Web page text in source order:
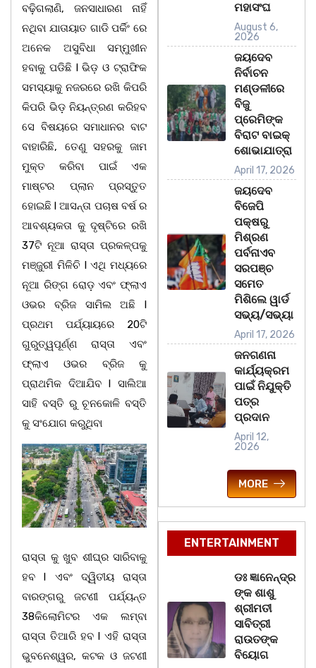
ବଢ଼ିଗଲାଣି, ଜନସାଧାରଣ ନାହିଁ
ନଥିବା ଯାତାୟାତ ଗାଡି ପର୍କିଂ ରେ
ଅନେକ ଅସୁବିଧା ସମ୍ମୁଖୀନ
ହବାକୁ ପଡିଛି l ଭିଡ଼ ଓ ଟ୍ରାଫିକ
ସମସ୍ୟାକୁ ନଜରରେ ରଖି କିପରି
କିପରି ଭିଡ଼ ନିୟନ୍ତ୍ରଣ କରିହବ
ସେ ବିଷୟରେ ସମାଧାନର ବାଟ
ବାହାରିଛି, ତେଣୁ ସହରକୁ ଜାମ
ମୁକ୍ତ କରିବା ପାଇଁ ଏକ
ମାଷ୍ଟର ପ୍ଲାନ ପ୍ରସ୍ତୁତ
ହୋଇଛି l ଆସନ୍ତା ପଚାଷ ବର୍ଷ ର
ଆବଶ୍ୟକତା କୁ ଦୃଷ୍ଟିରେ ରଖି
37ଟି ନୂଆ ରାସ୍ତା ପ୍ରକଳ୍ପକୁ
ମଞ୍ଜୁରୀ ମିଳିଚି l ଏଥି ମଧ୍ୟରେ
ନୂଆ ରିଙ୍ଗ ରୋଡ଼ ଏବଂ ଫ୍ଲାଏ
ଓଭର ବ୍ରିଜ ସାମିଲ ଅଛି l
ପ୍ରଥମ ପର୍ଯ୍ୟାୟରେ 20ଟି
ଗୁରୁତ୍ୱପୂର୍ଣ୍ଣ ରାସ୍ତା ଏବଂ
ଫ୍ଲାଏ ଓଭର ବ୍ରିଜ କୁ
ପ୍ରାଥମିକ ଦିଆଯିବ l ସାଲିଆ
ସାହି ବସ୍ତି ରୁ ଚୂନକୋଳି ବସ୍ତି
କୁ ସଂଯୋଗ କରୁଥିବା
ରାସ୍ତା କୁ ଖୁବ ଶୀଘ୍ର ସାରିବାକୁ
ହବ l ଏବଂ ଦ୍ୱିତୀୟ ରାସ୍ତା
ବାରଙ୍ଗରୁ ଜଟଣୀ ପର୍ଯ୍ୟନ୍ତ
38କିଲୋମିଟର ଏକ ଲମ୍ବା
ରାସ୍ତା ତିଆରି ହବ l ଏହି ରାସ୍ତା
ଭୁବନେଶ୍ୱର, କଟକ ଓ ଜଟଣୀ
ମହାସଂଘ
August 6,
2026
ଜୟଦେବ
ନିର୍ବାଚନ
ମଣ୍ଡଳୀରେ
ବିଜୁ
ପ୍ରେମିଙ୍କ
ବିରାଟ ବାଇକ୍
ଶୋଭାଯାତ୍ରା
April 17, 2026
ଜୟଦେବ
ବିଜେପି
ପକ୍ଷରୁ
ମିଶ୍ରଣ
ପର୍ବନାଏବ
ସରପଞ୍ଚ
ସମେତ
ମିଶିଲେ ୱାର୍ଡ
ସଭ୍ୟ/ସଭ୍ୟା
April 17, 2026
ଜନଗଣନା
କାର୍ଯ୍ୟକ୍ରମ
ପାଇଁ ନିଯୁକ୍ତି
ପତ୍ର
ପ୍ରଦାନ
April 12,
2026
MORE
ENTERTAINMENT
ଡଃ ଜ୍ଞାନେନ୍ଦ୍ର
ଙ୍କ ଶାଶୁ
ଶ୍ରୀମତୀ
ସାବିତ୍ରୀ
ରାଉତଙ୍କ
ବିୟୋଗ